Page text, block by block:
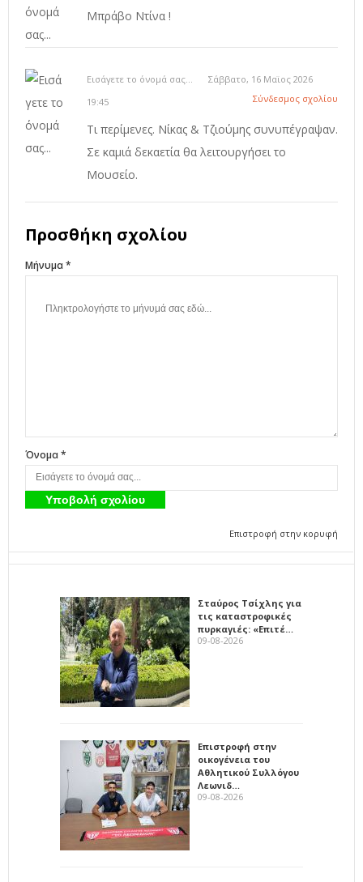
Μπράβο Ντίνα !
Εισάγετε το όνομά σας...
Σάββατο, 16 Μαϊος 2026
19:45
Σύνδεσμος σχολίου
Τι περίμενες. Νίκας & Τζιούμης συνυπέγραψαν.
Σε καμιά δεκαετία θα λειτουργήσει το
Μουσείο.
Προσθήκη σχολίου
Μήνυμα *
Όνομα *
Επιστροφή στην κορυφή
Σταύρος Τσίχλης για
τις καταστροφικές
πυρκαγιές: «Επιτέ…
09-08-2026
Επιστροφή στην
οικογένεια του
Αθλητικού Συλλόγου
Λεωνιδ…
09-08-2026